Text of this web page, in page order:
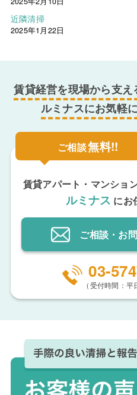
近隣清掃
2025年1月22日
賃貸経営を現場から支え
ルミナスにお気軽
ご相談無料!!
賃貸アパート・マンショ
ルミナス にお
ご相談・お
03-
（受付時間：